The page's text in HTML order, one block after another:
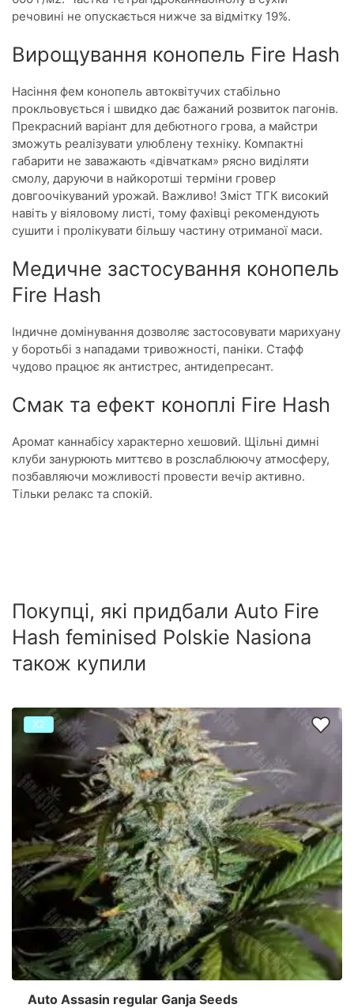
речовині не опускається нижче за відмітку 19%.
Вирощування конопель Fire Hash
Насіння фем конопель автоквітучих стабільно
прокльовується і швидко дає бажаний розвиток пагонів.
Прекрасний варіант для дебютного грова, а майстри
зможуть реалізувати улюблену техніку. Компактні
габарити не заважають «дівчаткам» рясно виділяти
смолу, даруючи в найкоротші терміни гровер
довгоочікуваний урожай. Важливо! Зміст ТГК високий
навіть у віяловому листі, тому фахівці рекомендують
сушити і пролікувати більшу частину отриманої маси.
Медичне застосування конопель
Fire Hash
Індичне домінування дозволяє застосовувати марихуану
у боротьбі з нападами тривожності, паніки. Стафф
чудово працює як антистрес, антидепресант.
Смак та ефект коноплі Fire Hash
Аромат каннабісу характерно хешовий. Щільні димні
клуби занурюють миттєво в розслаблюючу атмосферу,
позбавляючи можливості провести вечір активно.
Тільки релакс та спокій.
Покупці, які придбали Auto Fire
Hash feminised Polskie Nasiona
також купили
Х2
Auto Assasin regular Ganja Seeds